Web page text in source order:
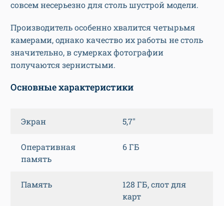
совсем несерьезно для столь шустрой модели.
Производитель особенно хвалится четырьмя
камерами, однако качество их работы не столь
значительно, в сумерках фотографии
получаются зернистыми.
Основные характеристики
Экран 5,7″
Оперативная
память
6 ГБ
Память
128 ГБ, слот для
карт